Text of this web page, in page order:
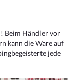
Beim Händler vor
kann die Ware auf
jede